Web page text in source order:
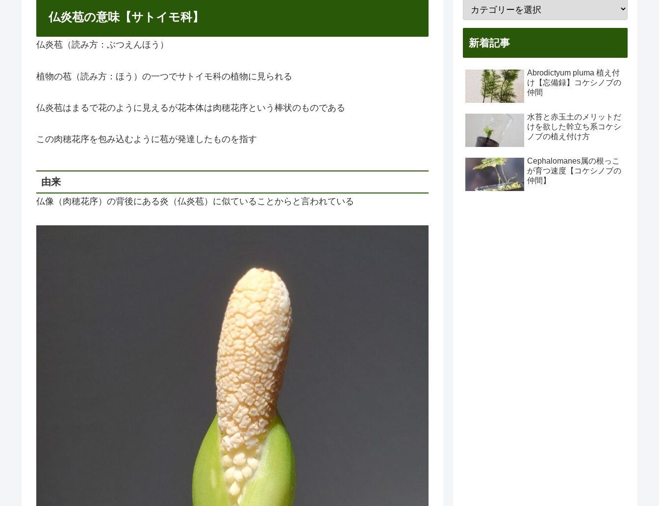
仏炎苞の意味【サトイモ科】
仏炎苞（読み方：ぶつえんほう）
植物の苞（読み方：ほう）の一つでサトイモ科の植物に見られる
仏炎苞はまるで花のように見えるが花本体は肉穂花序という棒状のものである
この肉穂花序を包み込むように苞が発達したものを指す
由来
仏像（肉穂花序）の背後にある炎（仏炎苞）に似ていることからと言われている
新着記事
Abrodictyum pluma 植え付
け【忘備録】コケシノブの
仲間
水苔と赤玉土のメリットだ
けを欲した幹立ち系コケシ
ノブの植え付け方
Cephalomanes属の根っこ
が育つ速度【コケシノブの
仲間】